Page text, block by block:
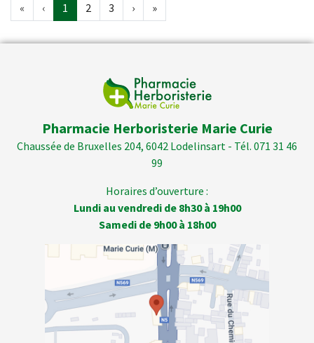
« ‹ 1 2 3 › »
Pharmacie Herboristerie Marie Curie
Chaussée de Bruxelles 204, 6042 Lodelinsart - Tél. 071 31 46
99
Horaires d’ouverture :
Lundi au vendredi de 8h30 à 19h00
Samedi de 9h00 à 18h00